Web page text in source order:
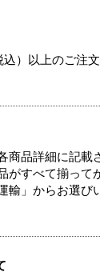
）以上のご注文
品詳細に記載
すべて揃って
輸」からお選び